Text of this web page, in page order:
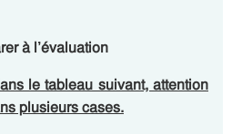
à l’évaluation
le tableau suivant, attention
plusieurs cases.